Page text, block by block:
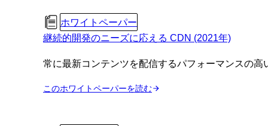
ホワイトペーパー
継続的開発のニーズに応える CDN (2021年)
常に最新コンテンツを配信するパフォーマンスの
このホワイトペーパーを読む